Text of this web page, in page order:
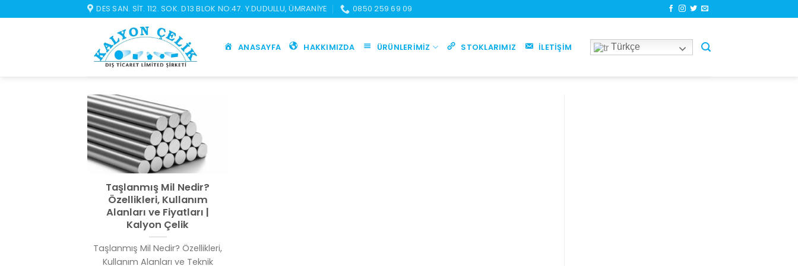
atla
DES SAN. SIT. 112. SOK. D13 BLOK NO:47. Y.DUDULLU, ÜMRANIYE 0850 259 69 09
ANASAYFA HAKKIMIZDA ÜRÜNLERIMIZ STOKLARIMIZ İLETIŞIM Türkçe
Taşlanmış Mil Nedir?
Özellikleri, Kullanım
Alanları ve Fiyatları |
Kalyon Çelik
Taşlanmış Mil Nedir? Özellikleri,
Kullanım Alanları ve Teknik